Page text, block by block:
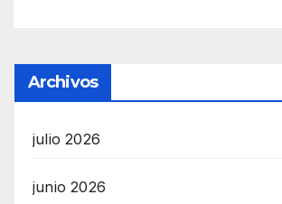
Archivos
julio 2026
junio 2026